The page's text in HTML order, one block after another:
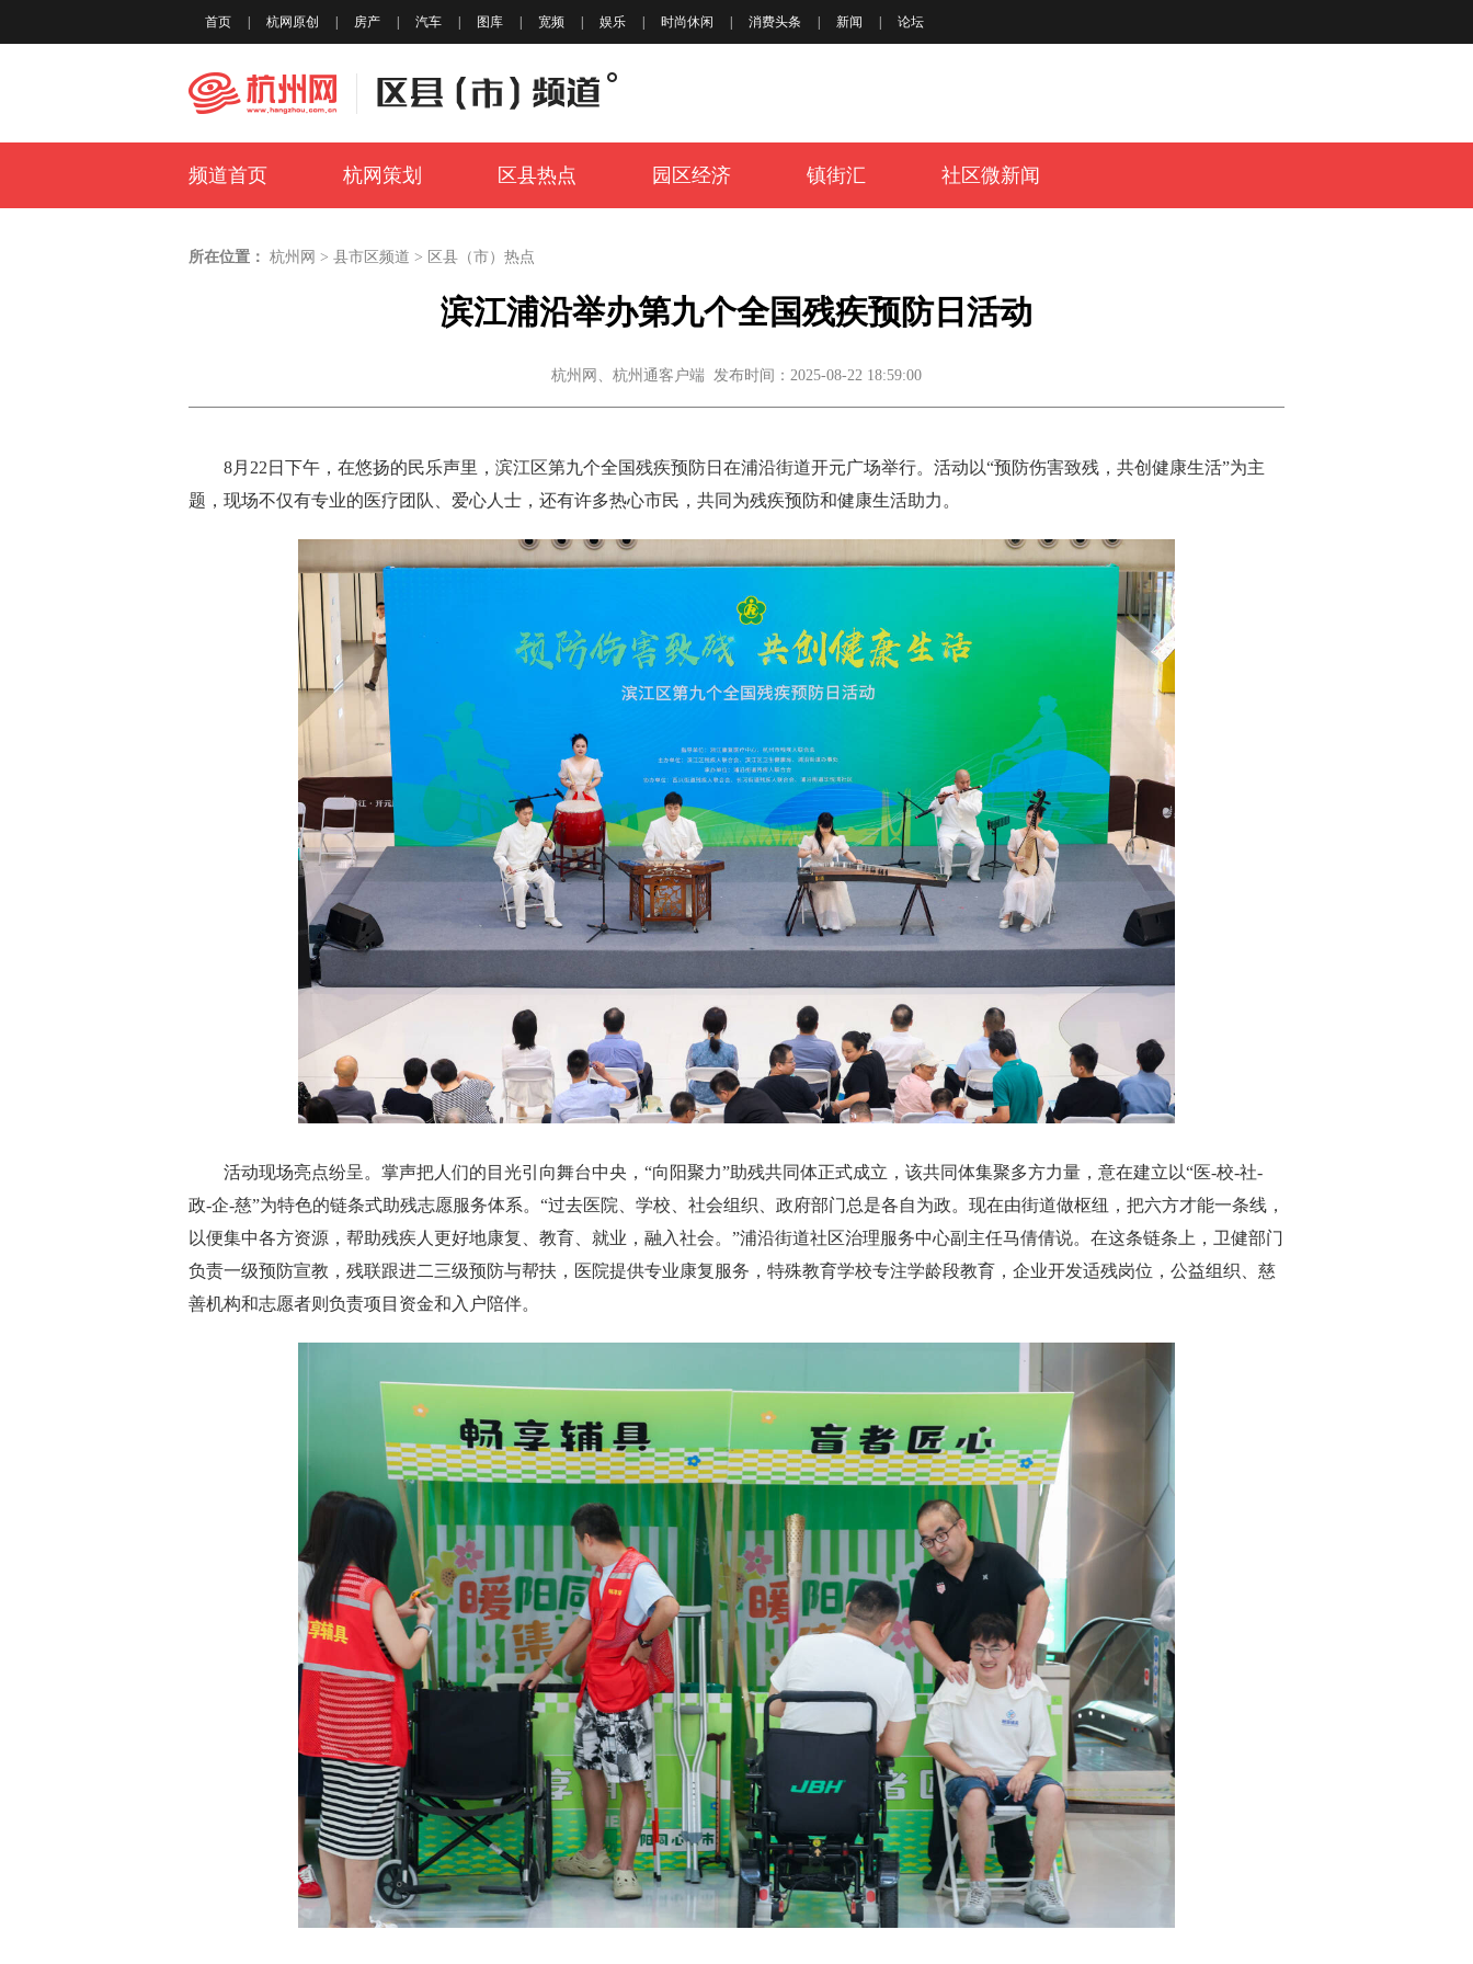
首页 杭网原创 房产 汽车 图库 宽频 娱乐 时尚休闲 消费头条 新闻 论坛
频道首页 杭网策划 区县热点 园区经济 镇街汇 社区微新闻
所在位置： 杭州网 > 县市区频道 > 区县（市）热点
滨江浦沿举办第九个全国残疾预防日活动
杭州网、杭州通客户端 发布时间：2025-08-22 18:59:00
8月22日下午，在悠扬的民乐声里，滨江区第九个全国残疾预防日在浦沿街道开元广场举行。活动以“预防伤害致残，共创健康生活”为主
题，现场不仅有专业的医疗团队、爱心人士，还有许多热心市民，共同为残疾预防和健康生活助力。
活动现场亮点纷呈。掌声把人们的目光引向舞台中央，“向阳聚力”助残共同体正式成立，该共同体集聚多方力量，意在建立以“医-校-社-
政-企-慈”为特色的链条式助残志愿服务体系。“过去医院、学校、社会组织、政府部门总是各自为政。现在由街道做枢纽，把六方才能一条线，
以便集中各方资源，帮助残疾人更好地康复、教育、就业，融入社会。”浦沿街道社区治理服务中心副主任马倩倩说。在这条链条上，卫健部门
负责一级预防宣教，残联跟进二三级预防与帮扶，医院提供专业康复服务，特殊教育学校专注学龄段教育，企业开发适残岗位，公益组织、慈
善机构和志愿者则负责项目资金和入户陪伴。